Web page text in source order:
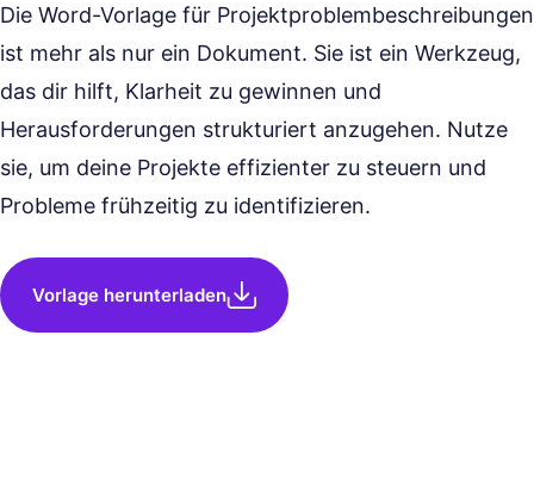
Die Word-Vorlage für Projektproblem­beschreibungen
ist mehr als nur ein Dokument. Sie ist ein Werkzeug,
das dir hilft, Klarheit zu gewinnen und
Herausforderungen strukturiert anzugehen. Nutze
sie, um deine Projekte effizienter zu steuern und
Probleme frühzeitig zu identifizieren.
Vorlage herunterladen